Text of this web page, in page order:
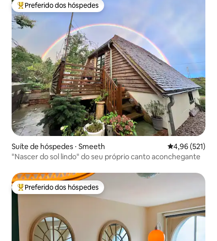
Entre os melhores preferidos dos hóspedes
Preferido dos hóspedes
Suíte de hóspedes ⋅ Smeeth 4,96 de uma
4,96 (521)
"Nascer do sol lindo" do seu próprio canto aconchegante
Entre os melhores preferidos dos hóspedes
Preferido dos hóspedes